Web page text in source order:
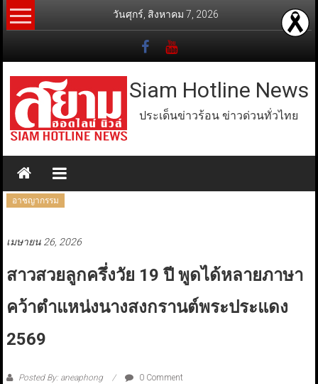
Skip
to
วันศุกร์, สิงหาคม 7, 2026
Siam Hotline News
ประเด็นข่าวร้อน ข่าวด่วนทั่วไทย
อาชญากรรม
เมษายน 26, 2026
สาวสวยลูกครึ่งวัย 19 ปี พูดได้หลายภาษา
คว้าตำแหน่งนางสงกรานต์พระประแดง
2569
Posted By: aneaphong 0 Comment